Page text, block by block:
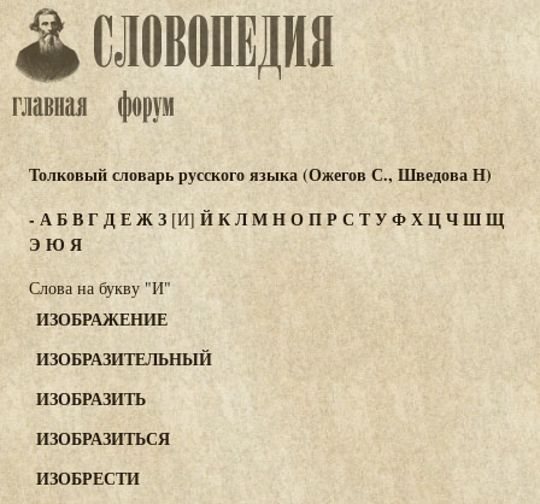
Толковый словарь русского языка (Ожегов С., Шведова Н)
-АБВГДЕЖЗ [И] ЙКЛМНОПРС ТУФХЦЧШЩ
Э Ю Я
Слова на букву "И"
ИЗОБРАЖЕНИЕ
ИЗОБРАЗИТЕЛЬНЫЙ
ИЗОБРАЗИТЬ
ИЗОБРАЗИТЬСЯ
ИЗОБРЕСТИ